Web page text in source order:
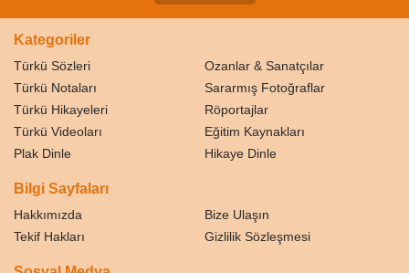
Kategoriler
Türkü Sözleri
Ozanlar & Sanatçılar
Türkü Notaları
Sararmış Fotoğraflar
Türkü Hikayeleri
Röportajlar
Türkü Videoları
Eğitim Kaynakları
Plak Dinle
Hikaye Dinle
Bilgi Sayfaları
Hakkımızda
Bize Ulaşın
Tekif Hakları
Gizlilik Sözleşmesi